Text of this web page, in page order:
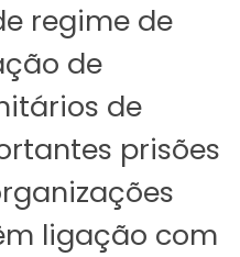
regime de
de
de
prisões
ligação com